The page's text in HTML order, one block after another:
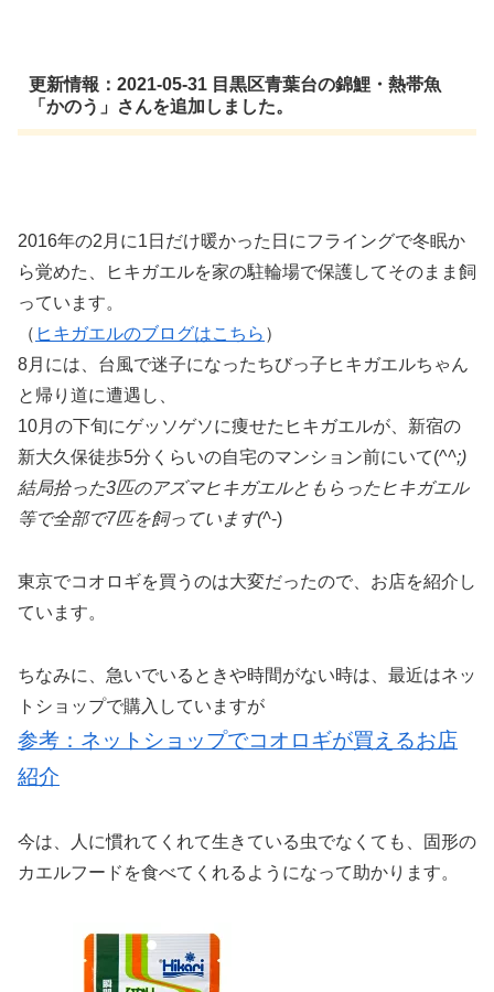
更新情報：2021-05-31 目黒区青葉台の錦鯉・熱帯魚
「かのう」さんを追加しました。
2016年の2月に1日だけ暖かった日にフライングで冬眠か
ら覚めた、ヒキガエルを家の駐輪場で保護してそのまま飼
っています。
（ ヒキガエルのブログはこちら ）
8月には、台風で迷子になったちびっ子ヒキガエルちゃん
と帰り道に遭遇し、
10月の下旬にゲッソゲソに痩せたヒキガエルが、新宿の
新大久保徒歩5分くらいの自宅のマンション前にいて(^^;)
結局拾った3匹のアズマヒキガエルともらったヒキガエル
等で全部で7匹を飼っています(^-)
東京でコオロギを買うのは大変だったので、お店を紹介し
ています。
ちなみに、急いでいるときや時間がない時は、最近はネッ
トショップで購入していますが
参考：ネットショップでコオロギが買えるお店
紹介
今は、人に慣れてくれて生きている虫でなくても、固形の
カエルフードを食べてくれるようになって助かります。